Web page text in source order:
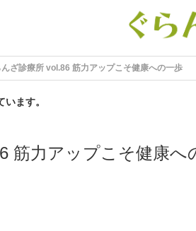
んざ診療所 vol.86 筋力アップこそ健康への一歩
ます。
筋力アップこそ健康へ